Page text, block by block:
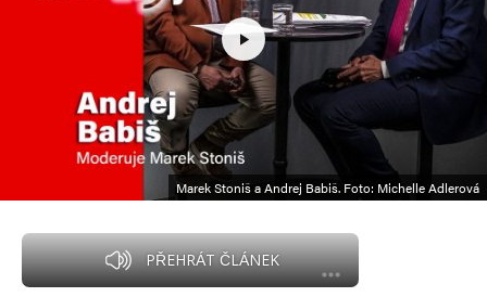
Marek Stoniš a Andrej Babiš. Foto: Michelle Adlerová
PŘEHRÁT ČLÁNEK